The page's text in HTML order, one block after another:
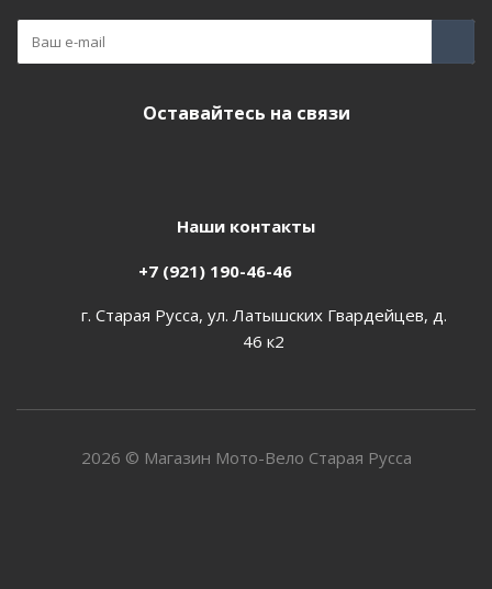
Оставайтесь на связи
Наши контакты
+7 (921) 190-46-46
г. Старая Русса, ул. Латышских Гвардейцев, д.
46 к2
2026 © Магазин Мото-Вело Старая Русса